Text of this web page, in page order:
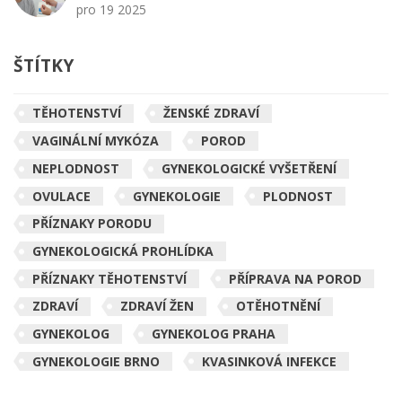
pro 19 2025
ŠTÍTKY
TĚHOTENSTVÍ
ŽENSKÉ ZDRAVÍ
VAGINÁLNÍ MYKÓZA
POROD
NEPLODNOST
GYNEKOLOGICKÉ VYŠETŘENÍ
OVULACE
GYNEKOLOGIE
PLODNOST
PŘÍZNAKY PORODU
GYNEKOLOGICKÁ PROHLÍDKA
PŘÍZNAKY TĚHOTENSTVÍ
PŘÍPRAVA NA POROD
ZDRAVÍ
ZDRAVÍ ŽEN
OTĚHOTNĚNÍ
GYNEKOLOG
GYNEKOLOG PRAHA
GYNEKOLOGIE BRNO
KVASINKOVÁ INFEKCE